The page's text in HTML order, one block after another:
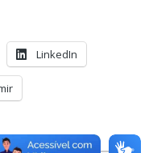
LinkedIn